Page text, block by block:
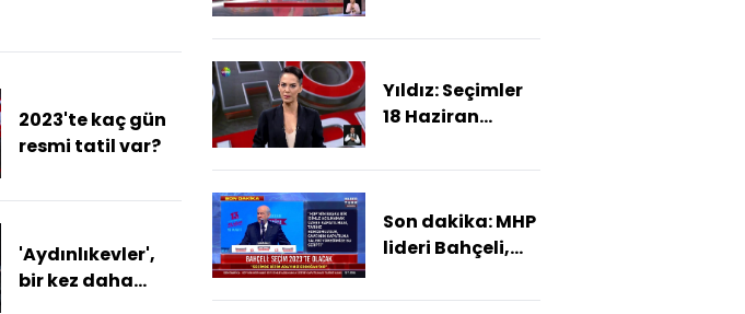
2023'te kaç gün
resmi tatil var?
'Aydınlıkevler',
bir kez daha
Yıldız: Seçimler
18 Haziran
yapılacak
Son dakika: MHP
lideri Bahçeli,
Kurultayı'nda